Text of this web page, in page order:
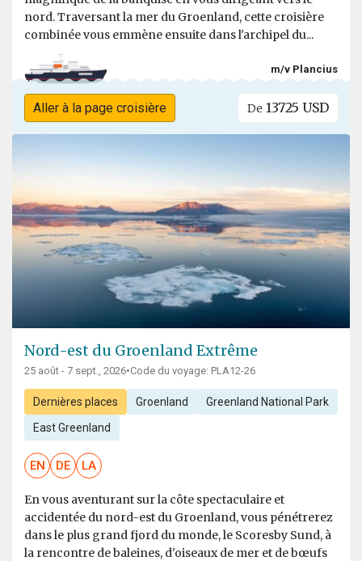
nord. Traversant la mer du Groenland, cette croisière
combinée vous emmène ensuite dans l'archipel du...
m/v Plancius
Aller à la page croisière De 13725 USD
Nord-est du Groenland Extrême
25 août - 7 sept., 2026•Code du voyage: PLA12-26
Dernières places Groenland Greenland National Park
East Greenland
EN DE LA
En vous aventurant sur la côte spectaculaire et
accidentée du nord-est du Groenland, vous pénétrerez
dans le plus grand fjord du monde, le Scoresby Sund, à
la rencontre de baleines, d'oiseaux de mer et de bœufs